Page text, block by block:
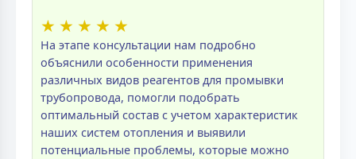
★ ★ ★ ★ ★
На этапе консультации нам подробно
объяснили особенности применения
различных видов реагентов для промывки
трубопровода, помогли подобрать
оптимальный состав с учетом характеристик
наших систем отопления и выявили
потенциальные проблемы, которые можно